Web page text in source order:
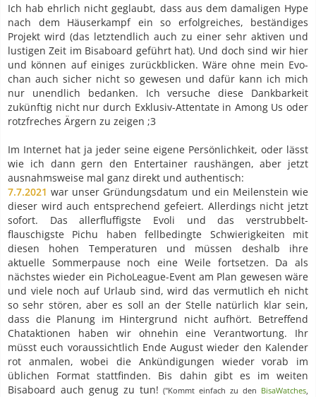
Ich hab ehrlich nicht geglaubt, dass aus dem damaligen Hype
nach dem Häuserkampf ein so erfolgreiches, beständiges
Projekt wird (das letztendlich auch zu einer sehr aktiven und
lustigen Zeit im Bisaboard geführt hat). Und doch sind wir hier
und können auf einiges zurückblicken. Wäre ohne mein Evo-
chan auch sicher nicht so gewesen und dafür kann ich mich
nur unendlich bedanken. Ich versuche diese Dankbarkeit
zukünftig nicht nur durch Exklusiv-Attentate in Among Us oder
rotzfreches Ärgern zu zeigen ;3
Im Internet hat ja jeder seine eigene Persönlichkeit, oder lässt
wie ich dann gern den Entertainer raushängen, aber jetzt
ausnahmsweise mal ganz direkt und authentisch:
7.7.2021 war unser Gründungsdatum und ein Meilenstein wie
dieser wird auch entsprechend gefeiert. Allerdings nicht jetzt
sofort. Das allerfluffigste Evoli und das verstrubbelt-
flauschigste Pichu haben fellbedingte Schwierigkeiten mit
diesen hohen Temperaturen und müssen deshalb ihre
aktuelle Sommerpause noch eine Weile fortsetzen. Da als
nächstes wieder ein PichoLeague-Event am Plan gewesen wäre
und viele noch auf Urlaub sind, wird das vermutlich eh nicht
so sehr stören, aber es soll an der Stelle natürlich klar sein,
dass die Planung im Hintergrund nicht aufhört. Betreffend
Chataktionen haben wir ohnehin eine Verantwortung. Ihr
müsst euch voraussichtlich Ende August wieder den Kalender
rot anmalen, wobei die Ankündigungen wieder vorab im
üblichen Format stattfinden. Bis dahin gibt es im weiten
Bisaboard auch genug zu tun!("Kommt einfach zu den BisaWatches